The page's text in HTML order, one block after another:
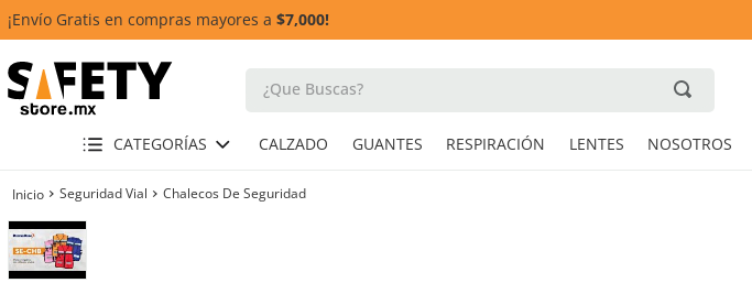
¡Envío Gratis en compras mayores a $7,000!
Seguridad Vial Chalecos De Seguridad
MÁS BUSCADOS
chalecos